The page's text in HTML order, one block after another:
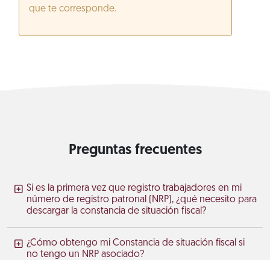
que te corresponde.
Preguntas frecuentes
Si es la primera vez que registro trabajadores en mi
número de registro patronal (NRP), ¿qué necesito para
descargar la constancia de situación fiscal?
¿Cómo obtengo mi Constancia de situación fiscal si
no tengo un NRP asociado?